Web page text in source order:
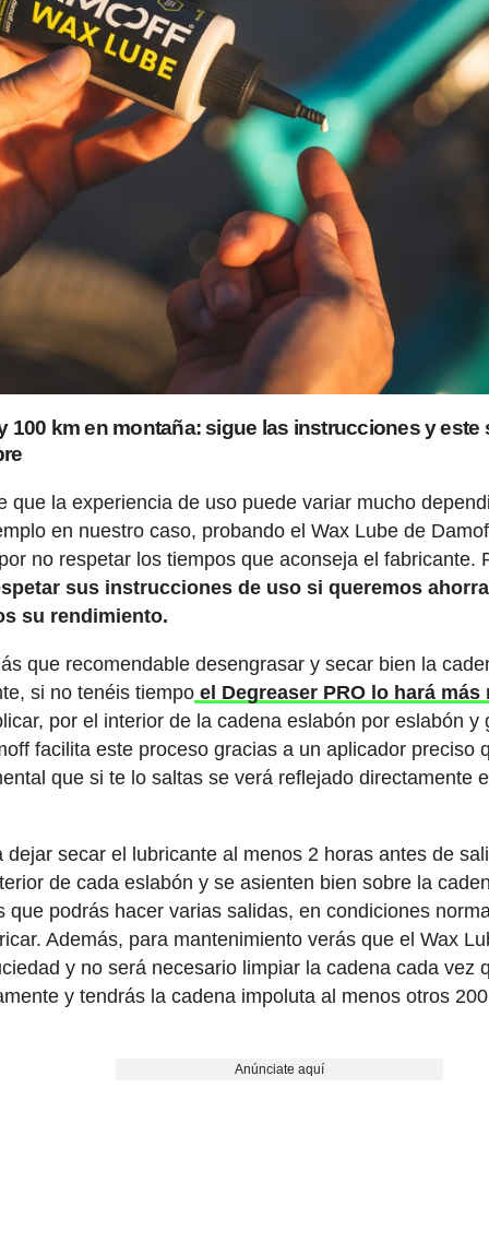
100 km en montaña: sigue las instrucciones y este
que la experiencia de uso puede variar mucho
en nuestro caso, probando el Wax Lube de
no respetar los tiempos que aconseja el fabricante.
sus instrucciones de uso si queremos
su rendimiento.
que recomendable desengrasar y secar bien la
si no tenéis tiempo el Degreaser PRO lo hará
por el interior de la cadena eslabón por eslabón y
facilita este proceso gracias a un aplicador preciso
que si te lo saltas se verá reflejado directamente
dejar secar el lubricante al menos 2 horas antes de
de cada eslabón y se asienten bien sobre la
que podrás hacer varias salidas, en condiciones
Además, para mantenimiento verás que el Wax
y no será necesario limpiar la cadena cada vez
y tendrás la cadena impoluta al menos otros
Anúnciate aquí